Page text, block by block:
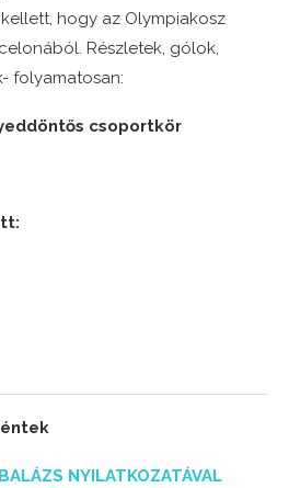
hogy az Olympiakosz
Részletek, gólok,
folyamatosan:
csoportkör
NYILATKOZATÁVAL